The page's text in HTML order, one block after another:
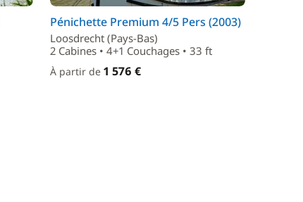
Pénichette Premium 4/5 Pers (2003)
Loosdrecht (Pays-Bas)
2 Cabines • 4+1 Couchages • 33 ft
À partir de 1 576 €